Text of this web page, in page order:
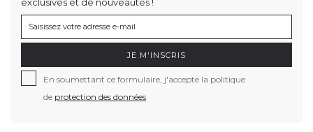
JE M'INSCRIS
En soumettant ce formulaire, j'accepte la politique
de protection des données